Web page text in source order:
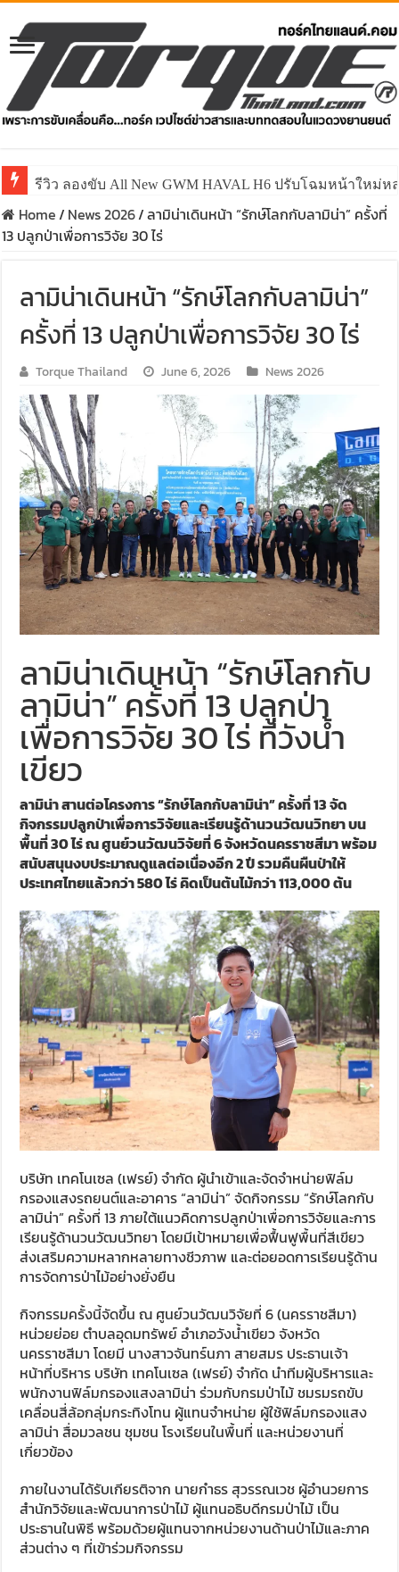
รีวิว ลองขับ All New GWM HAVAL H6 ปรับโฉมหน้าใหม่
Home/ News 2026/ลามิน่าเดินหน้า “รักษ์โลกกับลามิน่า” ครั้งที่
13 ปลูกป่าเพื่อการวิจัย 30 ไร่
ลามิน่าเดินหน้า “รักษ์โลกกับลามิน่า”
ครั้งที่ 13 ปลูกป่าเพื่อการวิจัย 30 ไร่
Torque Thailand June 6, 2026 News 2026
ลามิน่าเดินหน้า “รักษ์โลกกับ
ลามิน่า” ครั้งที่ 13 ปลูกป่า
เพื่อการวิจัย 30 ไร่ ที่วังน้ำ
เขียว
ลามิน่า สานต่อโครงการ “รักษ์โลกกับลามิน่า” ครั้งที่ 13 จัด
กิจกรรมปลูกป่าเพื่อการวิจัยและเรียนรู้ด้านวนวัฒนวิทยา บน
พื้นที่ 30 ไร่ ณ ศูนย์วนวัฒนวิจัยที่ 6 จังหวัดนครราชสีมา พร้อม
สนับสนุนงบประมาณดูแลต่อเนื่องอีก 2 ปี รวมคืนผืนป่าให้
ประเทศไทยแล้วกว่า 580 ไร่ คิดเป็นต้นไม้กว่า 113,000 ต้น
บริษัท เทคโนเซล (เฟรย์) จำกัด ผู้นำเข้าและจัดจำหน่ายฟิล์ม
กรองแสงรถยนต์และอาคาร “ลามิน่า” จัดกิจกรรม “รักษ์โลกกับ
ลามิน่า” ครั้งที่ 13 ภายใต้แนวคิดการปลูกป่าเพื่อการวิจัยและการ
เรียนรู้ด้านวนวัฒนวิทยา โดยมีเป้าหมายเพื่อฟื้นฟูพื้นที่สีเขียว
ส่งเสริมความหลากหลายทางชีวภาพ และต่อยอดการเรียนรู้ด้าน
การจัดการป่าไม้อย่างยั่งยืน
กิจกรรมครั้งนี้จัดขึ้น ณ ศูนย์วนวัฒนวิจัยที่ 6 (นครราชสีมา)
หน่วยย่อย ตำบลอุดมทรัพย์ อำเภอวังน้ำเขียว จังหวัด
นครราชสีมา โดยมี นางสาวจันทร์นภา สายสมร ประธานเจ้า
หน้าที่บริหาร บริษัท เทคโนเซล (เฟรย์) จำกัด นำทีมผู้บริหารและ
พนักงานฟิล์มกรองแสงลามิน่า ร่วมกับกรมป่าไม้ ชมรมรถขับ
เคลื่อนสี่ล้อกลุ่มกระทิงโทน ผู้แทนจำหน่าย ผู้ใช้ฟิล์มกรองแสง
ลามิน่า สื่อมวลชน ชุมชน โรงเรียนในพื้นที่ และหน่วยงานที่
เกี่ยวข้อง
ภายในงานได้รับเกียรติจาก นายกำธร สุวรรณเวช ผู้อำนวยการ
สำนักวิจัยและพัฒนาการป่าไม้ ผู้แทนอธิบดีกรมป่าไม้ เป็น
ประธานในพิธี พร้อมด้วยผู้แทนจากหน่วยงานด้านป่าไม้และภาค
ส่วนต่าง ๆ ที่เข้าร่วมกิจกรรม